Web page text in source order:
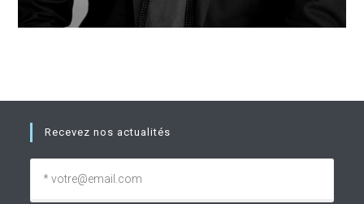
Recevez nos actualités